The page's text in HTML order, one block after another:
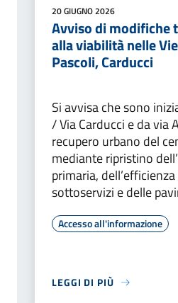
20 GIUGNO 2026
Avviso di modifiche
alla viabilità nelle
Pascoli, Carducci
Si avvisa che sono
/ Via Carducci e da via
recupero urbano del
mediante ripristino
primaria,
sottoservizi e delle
Accesso all'informazione
LEGGI DI PIÙ